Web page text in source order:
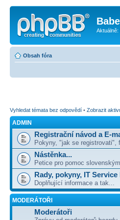
Aktuálně:
Obsah fóra
Vyhledat témata bez odpovědí • Zobrazit
ADMIN
Registrační návod a E-
Pokyny, "jak se registrovati",
Nástěnka...
Petice pro pomoc
Rady, pokyny, IT Service
Doplňující informace a tak...
MODERÁTOŘI
Moderátoři